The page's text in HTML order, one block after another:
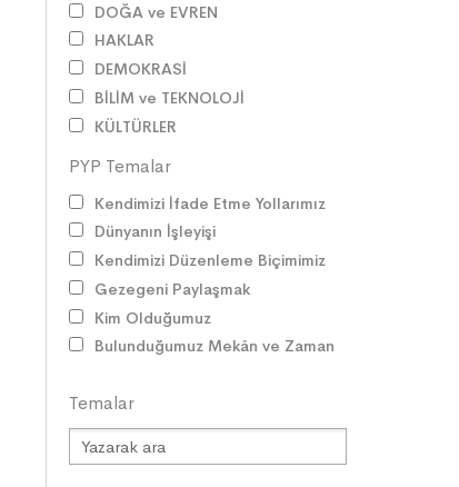
DOĞA ve EVREN
HAKLAR
DEMOKRASİ
BİLİM ve TEKNOLOJİ
KÜLTÜRLER
DİLİMİZİN ZENGİNLİĞİ
SAĞLIK
MİLLİ MÜCADELE
OKUMA KÜLTÜRÜ
GELENEKLER
ERDEMLER
DESTANLAR
DEĞERLERİMİZ
ÇOCUK DÜNYASI
TARİH
PYP Temalar
Kendimizi İfade Etme Yollarımız
Dünyanın İşleyişi
Kendimizi Düzenleme Biçimimiz
Gezegeni Paylaşmak
Kim Olduğumuz
Bulunduğumuz Mekân ve Zaman
Temalar